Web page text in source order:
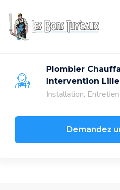
06 68 90 38 91
Plombier
Intervention
Installation,
Demandez